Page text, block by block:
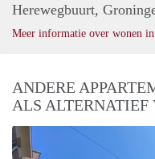
Herewegbuurt,
Meer informatie over wonen
ANDERE
ALS ALTERNATIEF